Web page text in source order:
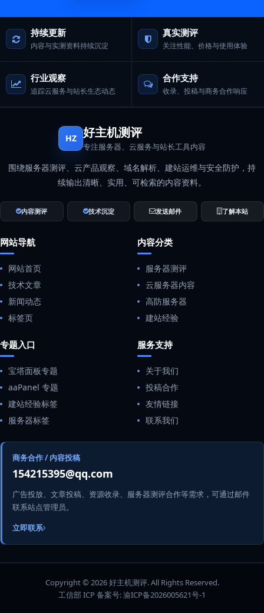
持续更新
内容与实测资料持续沉淀
真实测评
关注性能、价格与使用体验
行业观察
追踪云服务与站长生态动态
合作支持
收录、投稿与商务合作响应
HZ 好主机测评
专注服务器、云服务与站长工具内容
围绕服务器测评、云产品观察、域名解析、建站运维与安全防护，持
续输出清晰、实用、可检索的内容资料。
内容测评 技术沉淀 发送邮件 了解本站
网站导航
网站首页
技术文章
新闻动态
标签页
内容分类
服务器测评
云服务器内容
高防服务器
建站经验
专题入口
宝塔面板专题
aaPanel 专题
建站经验标签
服务器标签
服务支持
关于我们
投稿合作
友情链接
联系我们
商务合作 / 内容投稿
154215395@qq.com
广告投放、文章投稿、资源收录、服务器测评合作等需求，可通过邮件
联系站点管理员。
立即联系
Copyright © 2026 好主机测评. All Rights Reserved.
工信部 ICP 备案号:渝ICP备2026005621号-1